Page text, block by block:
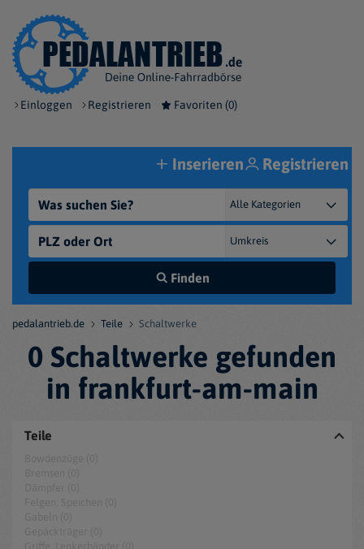
Einloggen Registrieren Favoriten (0)
Finden
Inserieren Registrieren
pedalantrieb.de Teile Schaltwerke
0 Schaltwerke gefunden
in frankfurt-am-main
Teile